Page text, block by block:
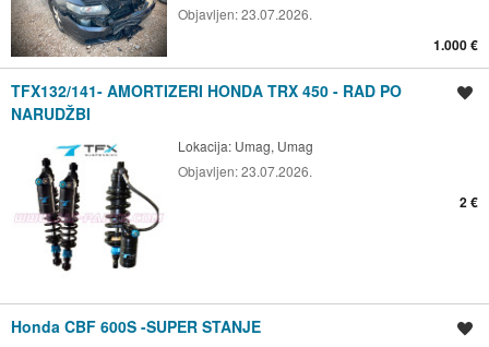
Objavljen:23.07.2026.
1.000 €
TFX132/141- AMORTIZERI HONDA TRX 450 - RAD PO
NARUDŽBI
Lokacija: Umag, Umag
Objavljen:23.07.2026.
2 €
Honda CBF 600S -SUPER STANJE